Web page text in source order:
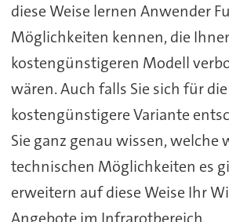
diese Weise lernen Anwender
Möglichkeiten kennen, die
kostengünstigeren Modell
wären. Auch falls Sie sich für die
kostengünstigere Variante
Sie ganz genau wissen, welche
technischen Möglichkeiten es
erweitern auf diese Weise Ihr